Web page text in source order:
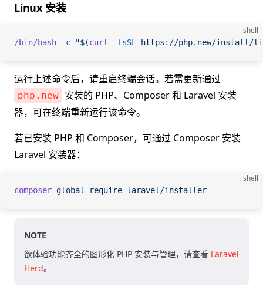
Linux 安装
shell
/bin/bash -c "$(curl -fsSL https://php.new/install/
运行上述命令后，请重启终端会话。若需更新通过
php.new 安装的 PHP、Composer 和 Laravel 安装
器，可在终端重新运行该命令。
若已安装 PHP 和 Composer，可通过 Composer 安装
Laravel 安装器：
shell
composer global require laravel/installer
NOTE
欲体验功能齐全的图形化 PHP 安装与管理，请查看 Laravel
Herd。